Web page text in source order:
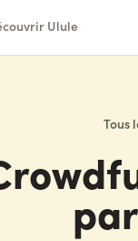
Ulule
Tous